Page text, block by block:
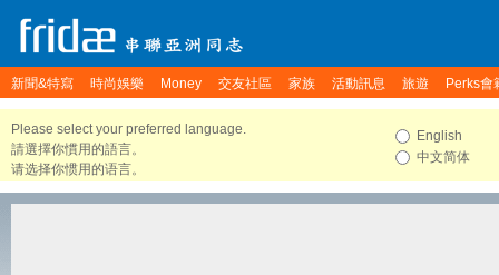
新聞&特寫 時尚娛樂 Money 交友社區 家族 活動訊息 旅遊 Perks會
Please select your preferred language.
請選擇你慣用的語言。
请选择你惯用的语言。
English
中文简体